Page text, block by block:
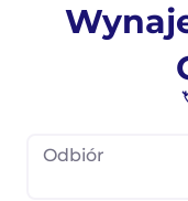
Odbiór